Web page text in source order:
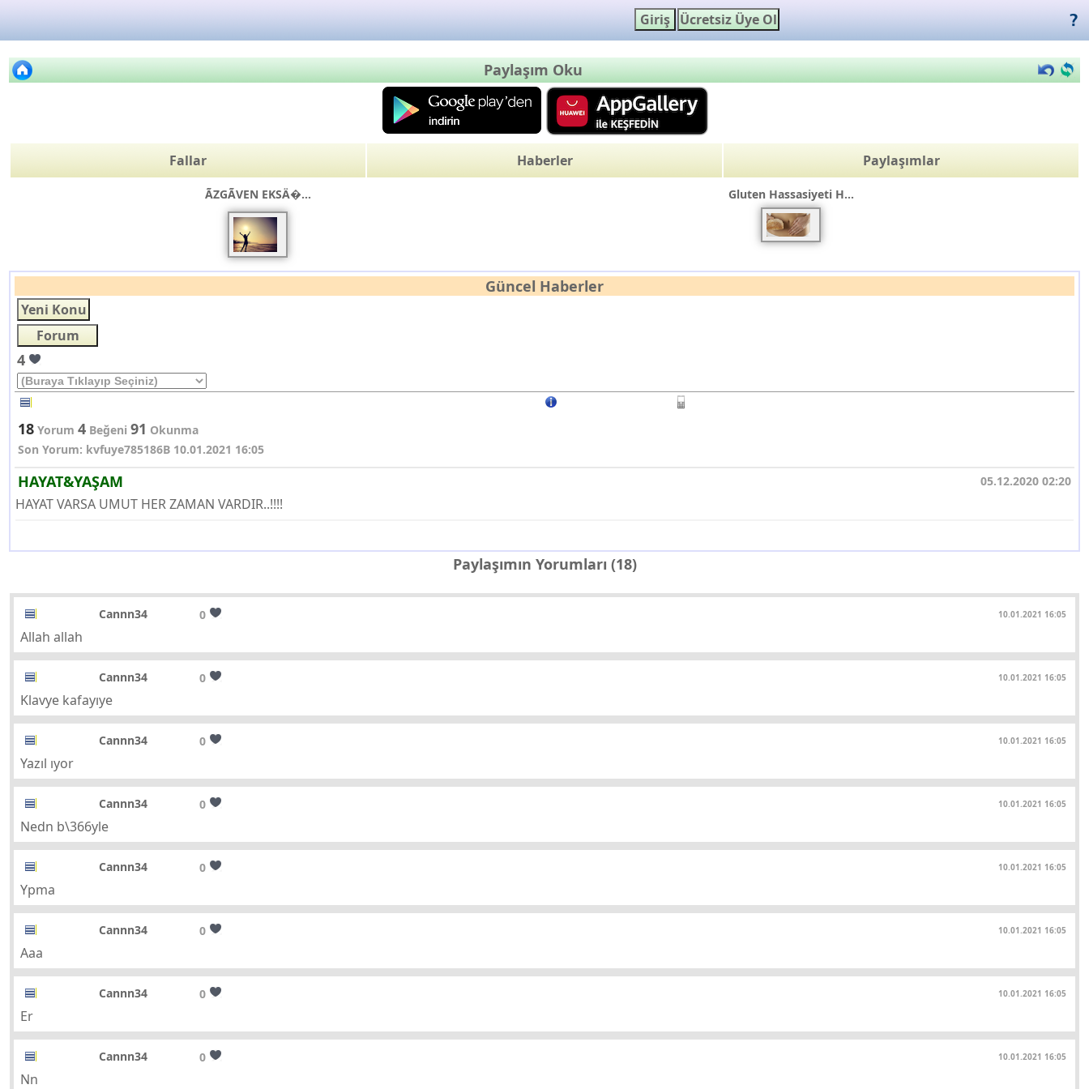
Paylaşım Oku
Fallar Haberler Paylaşımlar
ÃZGÃVEN EKSÄ�... Gluten Hassasiyeti H...
Güncel Haberler
4
18 Yorum 4 Beğeni 91 Okunma
Son Yorum: kvfuye785186B 10.01.2021 16:05
HAYAT&YAŞAM 05.12.2020 02:20
HAYAT VARSA UMUT HER ZAMAN VARDIR..!!!!
Paylaşımın Yorumları (18)
Cannn34 0 10.01.2021 16:05
Allah allah
Cannn34 0 10.01.2021 16:05
Klavye kafayıye
Cannn34 0 10.01.2021 16:05
Yazıl ıyor
Cannn34 0 10.01.2021 16:05
Nedn b\366yle
Cannn34 0 10.01.2021 16:05
Ypma
Cannn34 0 10.01.2021 16:05
Aaa
Cannn34 0 10.01.2021 16:05
Er
Cannn34 0 10.01.2021 16:05
Nn